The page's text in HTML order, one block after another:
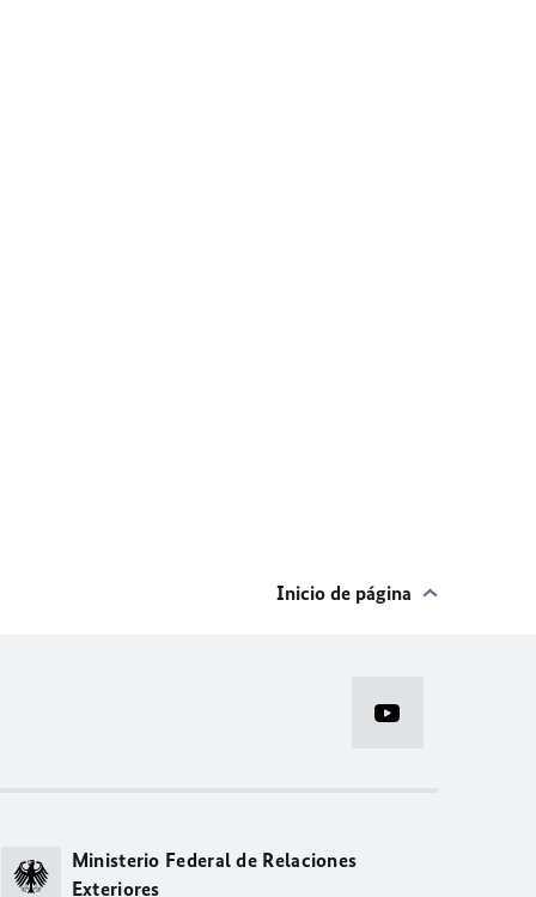
Inicio de página
Ministerio Federal de Relaciones
Exteriores